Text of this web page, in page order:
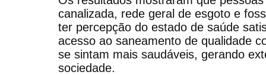
canalizada, rede geral de esgoto e
ter percepção do estado de saúde
acesso ao saneamento de qualidade
se sintam mais saudáveis, gerando
sociedade.